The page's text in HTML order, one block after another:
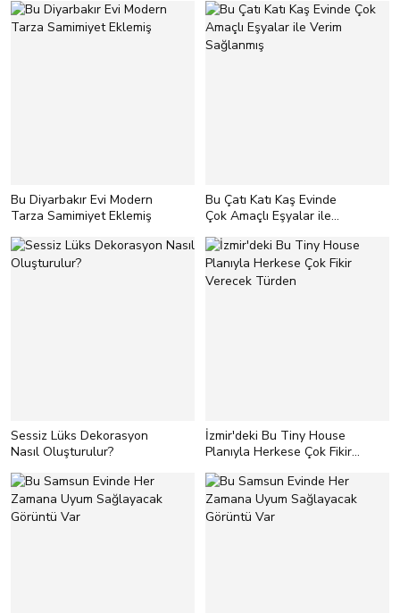
Bu Diyarbakır Evi Modern
Tarza Samimiyet Eklemiş
Bu Çatı Katı Kaş Evinde
Çok Amaçlı Eşyalar ile
Sessiz Lüks Dekorasyon
Nasıl Oluşturulur?
<h2 style="text-align:left;">5.
Kaliteli Malzemelere Öncelik Verin!
</h2> <p style="text-
align:left;">Sessiz lüks etkisini
İzmir'deki Bu Tiny House
Planıyla Herkese Çok Fikir